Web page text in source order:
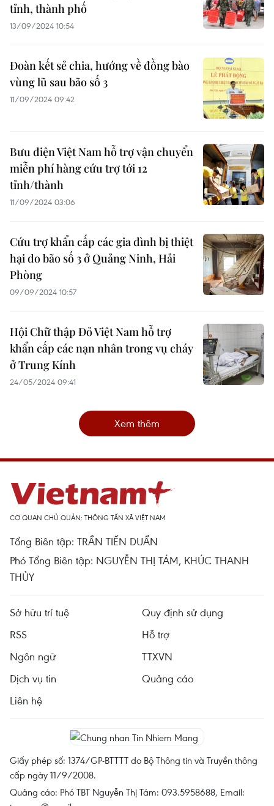
tỉnh, thành phố
13/09/2024 10:54
Đoàn kết sẻ chia, hướng về đồng bào
vùng lũ sau bão số 3
11/09/2024 09:42
Bưu điện Việt Nam hỗ trợ vận chuyển
miễn phí hàng cứu trợ tới 12
tỉnh/thành
11/09/2024 03:06
Cứu trợ khẩn cấp các gia đình bị thiệt
hại do bão số 3 ở Quảng Ninh, Hải
Phòng
09/09/2024 10:57
Hội Chữ thập Đỏ Việt Nam hỗ trợ
khẩn cấp các nạn nhân trong vụ cháy
ở Trung Kính
24/05/2024 09:41
Xem thêm
CƠ QUAN CHỦ QUẢN: THÔNG TẤN XÃ VIỆT NAM
Tổng Biên tập: TRẦN TIẾN DUẨN
Phó Tổng Biên tập: NGUYỄN THỊ TÁM, KHÚC THANH
THỦY
Sở hữu trí tuệ
Quy định sử dụng
RSS
Hỗ trợ
Ngôn ngữ
TTXVN
Dịch vụ tin
Quảng cáo
Liên hệ
Giấy phép số: 1374/GP-BTTTT do Bộ Thông tin và Truyền thông
cấp ngày 11/9/2008.
Quảng cáo: Phó TBT Nguyễn Thị Tám: 093.5958688, Email: